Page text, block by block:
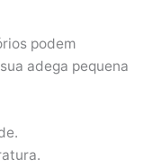
podem
adega pequena